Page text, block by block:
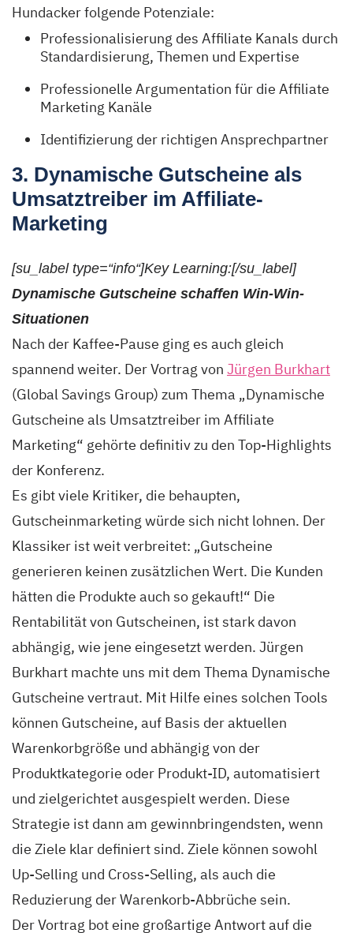
Hundacker folgende Potenziale:
Professionalisierung des Affiliate Kanals durch
Standardisierung, Themen und Expertise
Professionelle Argumentation für die Affiliate
Marketing Kanäle
Identifizierung der richtigen Ansprechpartner
3. Dynamische Gutscheine als
Umsatztreiber im Affiliate-
Marketing
[su_label type=“info“]Key Learning:[/su_label]
Dynamische Gutscheine schaffen Win-Win-
Situationen
Nach der Kaffee-Pause ging es auch gleich
spannend weiter. Der Vortrag von Jürgen Burkhart
(Global Savings Group) zum Thema „Dynamische
Gutscheine als Umsatztreiber im Affiliate
Marketing“ gehörte definitiv zu den Top-Highlights
der Konferenz.
Es gibt viele Kritiker, die behaupten,
Gutscheinmarketing würde sich nicht lohnen. Der
Klassiker ist weit verbreitet: „Gutscheine
generieren keinen zusätzlichen Wert. Die Kunden
hätten die Produkte auch so gekauft!“ Die
Rentabilität von Gutscheinen, ist stark davon
abhängig, wie jene eingesetzt werden. Jürgen
Burkhart machte uns mit dem Thema Dynamische
Gutscheine vertraut. Mit Hilfe eines solchen Tools
können Gutscheine, auf Basis der aktuellen
Warenkorbgröße und abhängig von der
Produktkategorie oder Produkt-ID, automatisiert
und zielgerichtet ausgespielt werden. Diese
Strategie ist dann am gewinnbringendsten, wenn
die Ziele klar definiert sind. Ziele können sowohl
Up-Selling und Cross-Selling, als auch die
Reduzierung der Warenkorb-Abbrüche sein.
Der Vortrag bot eine großartige Antwort auf die